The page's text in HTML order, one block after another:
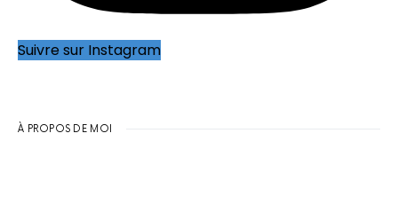
Suivre sur Instagram
À PROPOS DE MOI